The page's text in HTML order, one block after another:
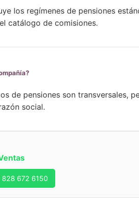
los regímenes de pensiones
catálogo de comisiones.
de pensiones son transversales,
social.
828 672 6150